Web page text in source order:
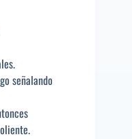
señalando